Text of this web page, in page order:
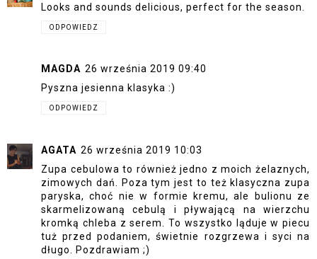
Looks and sounds delicious, perfect for the season.
ODPOWIEDZ
MAGDA 26 września 2019 09:40
Pyszna jesienna klasyka :)
ODPOWIEDZ
AGATA 26 września 2019 10:03
Zupa cebulowa to również jedno z moich żelaznych,
zimowych dań. Poza tym jest to też klasyczna zupa
paryska, choć nie w formie kremu, ale bulionu ze
skarmelizowaną cebulą i pływającą na wierzchu
kromką chleba z serem. To wszystko ląduje w piecu
tuż przed podaniem, świetnie rozgrzewa i syci na
długo. Pozdrawiam ;)